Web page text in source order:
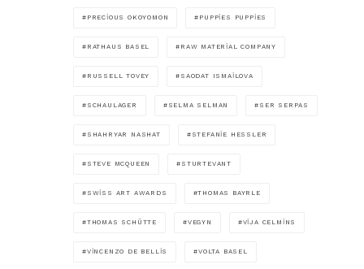
PRECIOUS OKOYOMON PUPPIES PUPPIES
RATHAUS BASEL RAW MATERIAL COMPANY
RUSSELL TOVEY SAODAT ISMAILOVA
SCHAULAGER SELMA SELMAN SER SERPAS
SHAHRYAR NASHAT STEFANIE HESSLER
STEVE MCQUEEN STURTEVANT
SWISS ART AWARDS THOMAS BAYRLE
THOMAS SCHÜTTE VEGYN VIJA CELMINS
VINCENZO DE BELLIS VOLTA BASEL